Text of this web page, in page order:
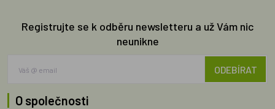
Registrujte se k odběru newsletteru a už Vám nic
neunikne
ODEBÍRAT
O společnosti